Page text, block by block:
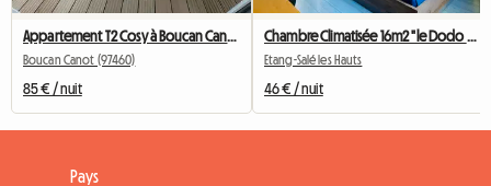
Boucan Canot (97460)
85 € / nuit
Etang-Salé les Hauts
46 € / nuit
Pays